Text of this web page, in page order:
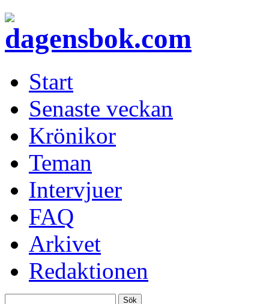
Start
Senaste veckan
Krönikor
Teman
Intervjuer
FAQ
Arkivet
Redaktionen